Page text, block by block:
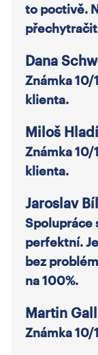
to poctivě.
Dana
Známka 10/
klienta.
Miloš
Známka 10/
klienta.
Jaroslav
Spolupráce
perfektní.
bez
na 100%.
Martin
Známka 10/